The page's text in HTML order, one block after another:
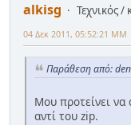
alkisg
Τεχνικός /
04 Δεκ 2011, 05:52:21 ΜΜ
Παράθεση από:
Μου προτείνει
αντί του zip.